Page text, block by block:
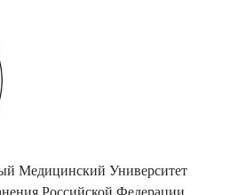
Медицинский Университет
Российской Федерации